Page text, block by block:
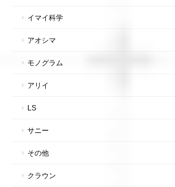
イマイ科学
アオシマ
モノグラム
アリイ
LS
サニー
その他
クラウン